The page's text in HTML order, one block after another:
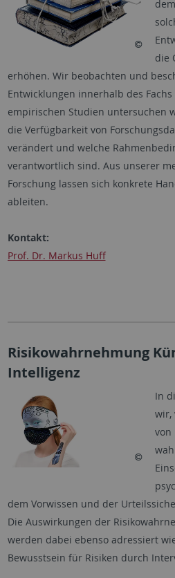
die
erhöhen. Wir beobachten und
Entwicklungen innerhalb des Fachs
empirischen Studien untersuchen
die Verfügbarkeit von
verändert und welche
verantwortlich sind. Aus unserer
Forschung lassen sich konkrete
ableiten.
Kontakt:
Prof. Dr. Markus Huff
Risikowahrnehmung
Intelligenz
In
wir,
von
dem Vorwissen und der
Die Auswirkungen der
werden dabei ebenso adressiert
Bewusstsein für Risiken durch